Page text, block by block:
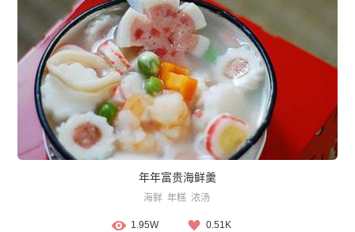
年年富贵海鲜羹
海鲜 年糕 浓汤
1.95W 0.51K